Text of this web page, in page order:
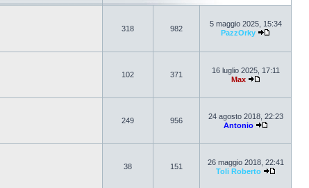
318 982
5 maggio 2025, 15:34
PazzOrky
102 371
16 luglio 2025, 17:11
Max
249 956
24 agosto 2018, 22:23
Antonio
38 151
26 maggio 2018, 22:41
Toli Roberto